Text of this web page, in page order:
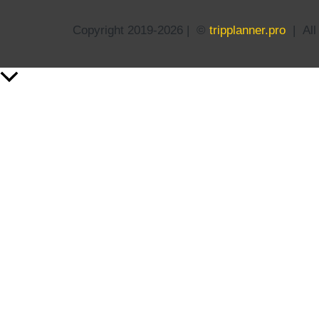
Copyright 2019-2026 | © tripplanner.pro | All